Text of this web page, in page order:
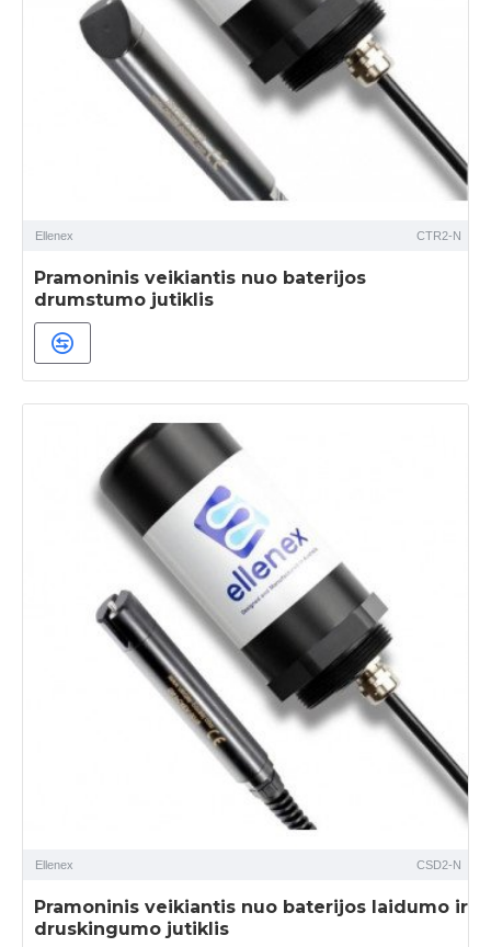
Ellenex CTR2-N
Pramoninis veikiantis nuo baterijos
drumstumo jutiklis
Ellenex CSD2-N
Pramoninis veikiantis nuo baterijos laidumo ir
druskingumo jutiklis